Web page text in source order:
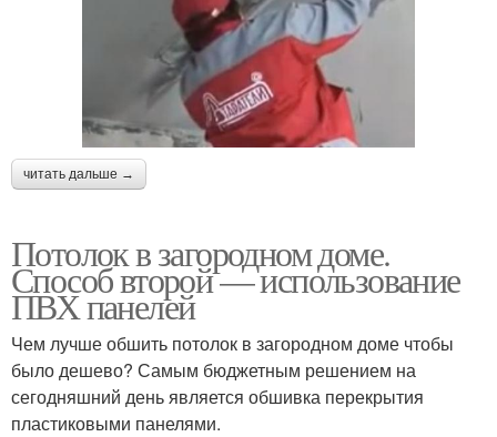
читать дальше →
Потолок в загородном доме.
Способ второй — использование
ПВХ панелей
Чем лучше обшить потолок в загородном доме чтобы
было дешево? Самым бюджетным решением на
сегодняшний день является обшивка перекрытия
пластиковыми панелями.